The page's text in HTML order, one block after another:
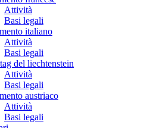
Attività
Basi legali
italiano
Attività
Basi legali
del liechtenstein
Attività
Basi legali
austriaco
Attività
Basi legali